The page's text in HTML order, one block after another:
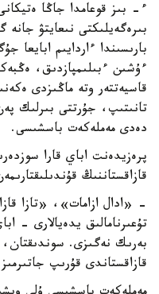
ء- بىز قوعامدا جاڭا
بىرەگەيلىكتى نىعايتۋ جانە
بارىسىندا ءاردايىم ابايعا
ءۇشىن ءبىلىمپازدىق،
قاسيەتتەر وتە ماڭىزدى
تانىتىپ، جۇرتتى بىرلىك
دەدى مەملەكەت باسشىسى.
پرەزيدەنت اباي قارا
قازاقستاننىڭ
- «ادال ازامات»، «تازا
تۇعىرنامالىق يدەيالارى -
بەرىك نەگىزى. سوندىقتان،
قازاقستاندى قۇرىپ